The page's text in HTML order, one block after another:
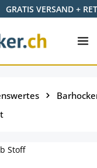
GRATIS VERSAND +